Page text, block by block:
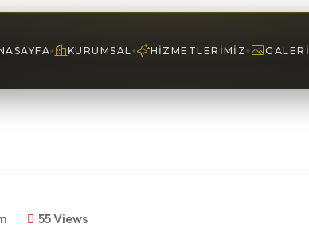
KURUMSAL HIZMETLERIMIZ GALERI
55 Views